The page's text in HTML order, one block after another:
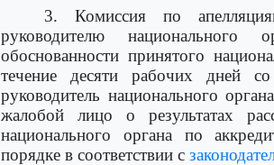
3. Комиссия по
руководителю
обоснованности принятого
течение десяти рабочих дней
руководитель национального
жалобой лицо о результатах
национального органа по
порядке в соответствии с